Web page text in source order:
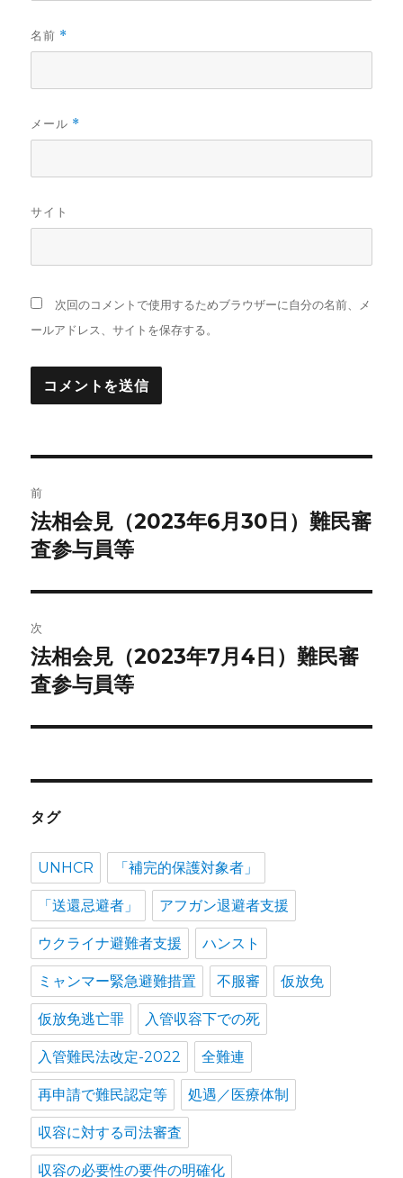
名前 *
メール *
サイト
次回のコメントで使用するためブラウザーに自分の名前、メ
ールアドレス、サイトを保存する。
稿
ナ
ビ
ゲ
ー
ン
前
前
の
稿:
法相会見（2023年6月30日）難民審
査参与員等
次
次
の
稿:
法相会見（2023年7月4日）難民審
査参与員等
タグ
UNHCR 「補完的保護対象者」
「送還忌避者」 アフガン退避者支援
ウクライナ避難者支援 ハンスト
ミャンマー緊急避難措置 不服審 仮放免
仮放免逃亡罪 入管収容下での死
入管難民法改定-2022 全難連
再申請で難民認定等 処遇／医療体制
収容に対する司法審査
収容の必要性の要件の明確化